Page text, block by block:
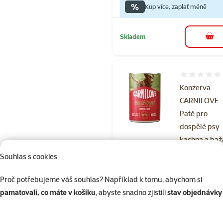
Souhlas s cookies
Proč potřebujeme váš souhlas? Například k tomu, abychom si
pamatovali, co máte v košíku, abyste snadno zjistilistav objednávky
% Kup více, zaplať méně
Skladem do
Konzerva
CARNILOVE
Paté pro
dospělé psy
kachna a
% Kup více, zaplať méně